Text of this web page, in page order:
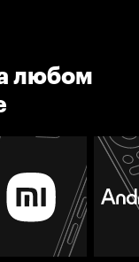
любом